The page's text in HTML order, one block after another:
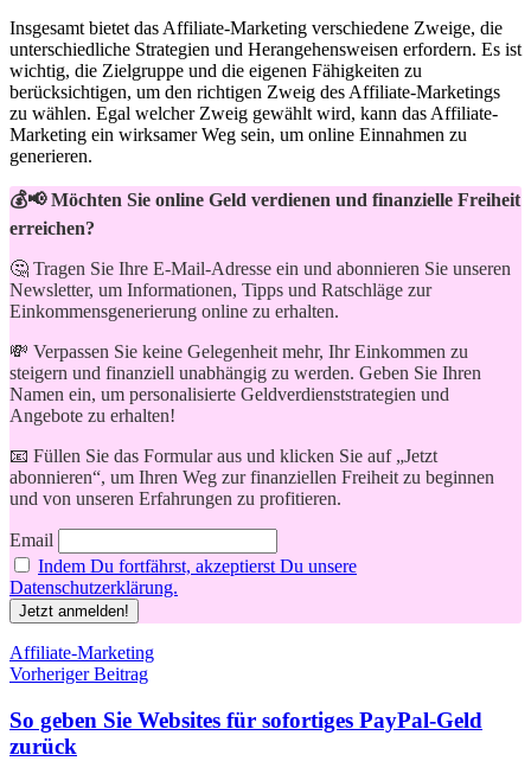
Insgesamt bietet das Affiliate-Marketing verschiedene Zweige, die
unterschiedliche Strategien und Herangehensweisen erfordern. Es ist
wichtig, die ⁤Zielgruppe und⁤ die eigenen Fähigkeiten​ zu
berücksichtigen, um den richtigen ⁤Zweig des Affiliate-Marketings
zu wählen. Egal⁤ welcher Zweig​ gewählt wird, kann das⁢ Affiliate-
Marketing ⁢ein wirksamer Weg sein, um online Einnahmen zu
generieren.
💰📢 Möchten Sie online Geld verdienen und finanzielle Freiheit
erreichen?
🤔 Tragen Sie Ihre E-Mail-Adresse ein und abonnieren Sie unseren
Newsletter, um Informationen, Tipps und Ratschläge zur
Einkommensgenerierung online zu erhalten.
💸 Verpassen Sie keine Gelegenheit mehr, Ihr Einkommen zu
steigern und finanziell unabhängig zu werden. Geben Sie Ihren
Namen ein, um personalisierte Geldverdienststrategien und
Angebote zu erhalten!
📧 Füllen Sie das Formular aus und klicken Sie auf „Jetzt
abonnieren“, um Ihren Weg zur finanziellen Freiheit zu beginnen
und von unseren Erfahrungen zu profitieren.
Email
Indem Du fortfährst, akzeptierst Du unsere
Datenschutzerklärung.
Schlagwörter
Affiliate-Marketing
Beitragsnavigation
Vorheriger Beitrag
So geben Sie Websites für sofortiges PayPal-Geld
zurück